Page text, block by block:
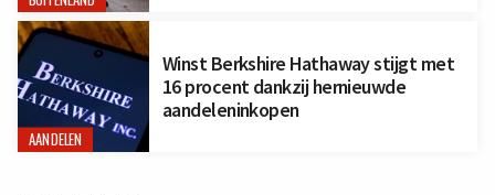
AANDELEN
Winst Berkshire Hathaway stijgt met
16 procent dankzij hernieuwde
aandeleninkopen